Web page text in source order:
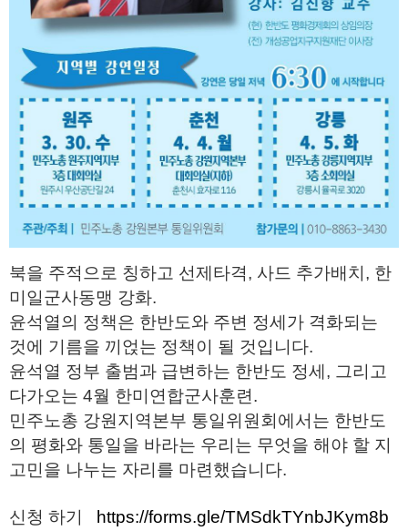
북을 주적으로 칭하고 선제타격, 사드 추가배치, 한
미일군사동맹 강화.
윤석열의 정책은 한반도와 주변 정세가 격화되는
것에 기름을 끼얹는 정책이 될 것입니다.
윤석열 정부 출범과 급변하는 한반도 정세, 그리고
다가오는 4월 한미연합군사훈련.
민주노총 강원지역본부 통일위원회에서는 한반도
의 평화와 통일을 바라는 우리는 무엇을 해야 할 지
고민을 나누는 자리를 마련했습니다.
신청 하기
https://forms.gle/TMSdkTYnbJKym8b